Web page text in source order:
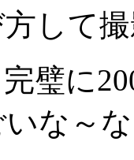
して
璧に
な～